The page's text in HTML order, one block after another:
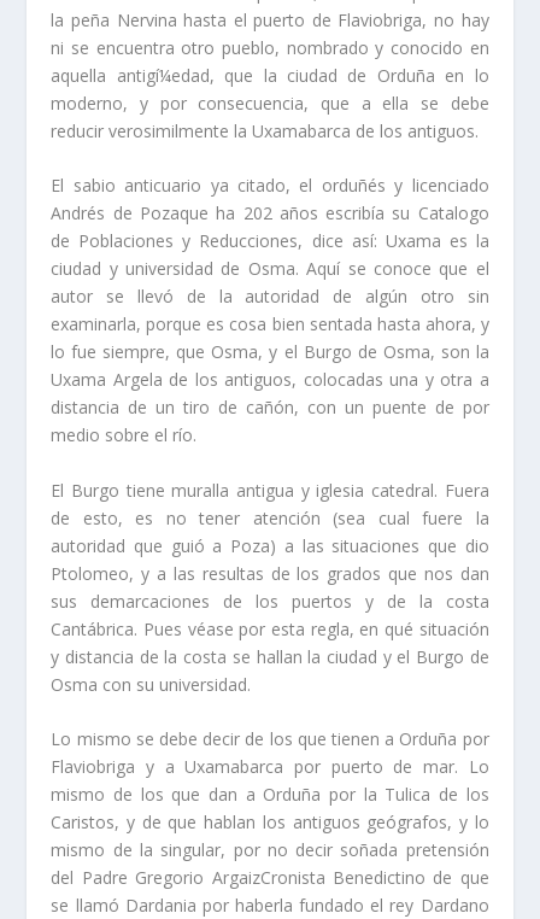
la peña Nervina hasta el puerto de Flaviobriga, no hay
ni se encuentra otro pueblo, nombra­do y conocido en
aquella antigí¼edad, que la ciudad de Orduña en lo
moderno, y por consecuencia, que a ella se debe
reducir verosimilmente la Uxamabarca de los anti­guos.
El sabio anticuario ya citado, el orduñés y licenciado
Andrés de Pozaque ha 202 años escribí­a su Catalogo
de Poblaciones y Reducciones, dice así­: Uxama es la
ciu­dad y universidad de Osma. Aquí­ se conoce que el
autor se llevó de la autoridad de algún otro sin
examinarla, porque es cosa bien sentada hasta ahora, y
lo fue siempre, que Osma, y el Burgo de Osma, son la
Uxama Argela de los antiguos, colocadas una y otra a
distancia de un tiro de cañón, con un puente de por
medio sobre el rí­o.
El Burgo tiene muralla antigua y iglesia catedral. Fuera
de esto, es no tener aten­ción (sea cual fuere la
autoridad que guió a Poza) a las situaciones que dio
Ptolomeo, y a las resultas de los grados que nos dan
sus demarcaciones de los puertos y de la costa
Cantábrica. Pues véase por esta regla, en qué situación
y distancia de la costa se hallan la ciudad y el Burgo de
Osma con su universidad.
Lo mismo se debe decir de los que tienen a Orduña por
Flaviobriga y a Uxamabarca por puerto de mar. Lo
mismo de los que dan a Orduña por la Tulica de los
Caristos, y de que hablan los antiguos geógrafos, y lo
mismo de la singular, por no decir soñada pretensión
del Padre Gregorio ArgaizCronista Benedictino de que
se llamó Dardania por haberla fundado el rey Dardano